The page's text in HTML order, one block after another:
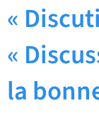
«
«
la